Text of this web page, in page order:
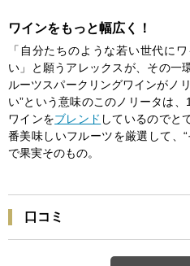
ワインをもっと幅広く！
「自分たちのような若い世代に
い」と願うアレックスが、その一
ルーツスパークリングワインがノリ
い”という意味のこのノリータは
ワインをブレンド しているのでと
番美味しいフルーツを厳選して、
で果実そのもの。
口コミ